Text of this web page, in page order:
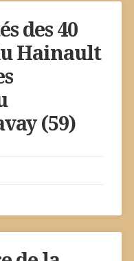
des 40
Hainault
(59)